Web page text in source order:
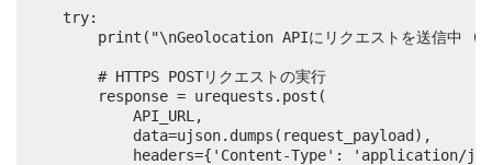
    try:
print("\nGeolocation APIにリクエストを送信中
        # HTTPS POSTリクエストの実行
        response = urequests.post(
            API_URL,
            data=ujson.dumps(request_payload),
headers={'Content-Type': 'application/